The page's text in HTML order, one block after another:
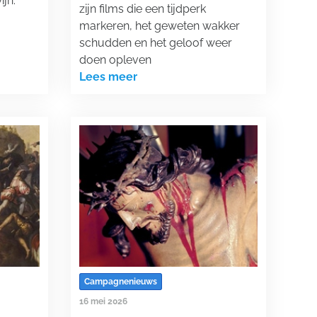
zijn films die een tijdperk
markeren, het geweten wakker
schudden en het geloof weer
doen opleven
Lees meer
Campagnenieuws
16 mei 2026